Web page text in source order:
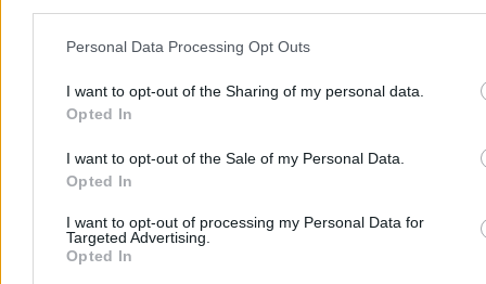
Personal Data Processing Opt Outs
I want to opt-out of the Sharing of my personal data.
Opted In
I want to opt-out of the Sale of my Personal Data.
Opted In
I want to opt-out of processing my Personal Data for
Targeted Advertising.
Opted In